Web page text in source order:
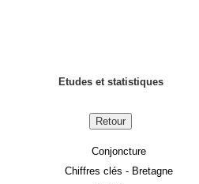
Etudes et statistiques
Retour
Conjoncture
Chiffres clés - Bretagne